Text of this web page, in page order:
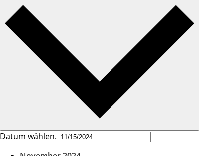
Datum wählen.